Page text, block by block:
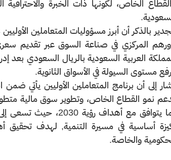
الخاص، لكونها ذات الخبرة والاحترافية
بالذكر أن أبرز مسؤوليات المتعاملين
المركزي في صناعة السوق عبر تقديم
العربية السعودية بالريال السعودي بعد
مستوى السيولة في الأسواق الثانوية.
إلى أن برنامج المتعاملين الأوليين يأتي
نمو القطاع الخاص، وتطوير سوق مالية
بما يتوافق مع أهداف
أساسية في مسيرة التنمية, لهدف تحقيق
والخاصة.